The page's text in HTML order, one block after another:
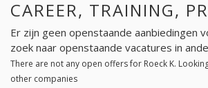
CAREER, TRAINING,
Er zijn geen openstaande aanbiedingen
zoek naar openstaande vacatures in
There are not any open offers for Roeck K.
other companies